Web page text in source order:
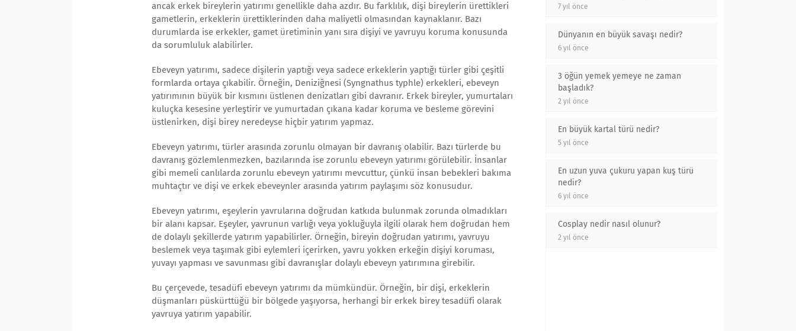
ancak erkek bireylerin yatırımı genellikle daha azdır. Bu farklılık, dişi bireylerin ürettikleri
gametlerin, erkeklerin ürettiklerinden daha maliyetli olmasından kaynaklanır. Bazı
durumlarda ise erkekler, gamet üretiminin yanı sıra dişiyi ve yavruyu koruma konusunda
da sorumluluk alabilirler.
Ebeveyn yatırımı, sadece dişilerin yaptığı veya sadece erkeklerin yaptığı türler gibi çeşitli
formlarda ortaya çıkabilir. Örneğin, Deniziğnesi (Syngnathus typhle) erkekleri, ebeveyn
yatırımının büyük bir kısmını üstlenen denizatları gibi davranır. Erkek bireyler, yumurtaları
kuluçka kesesine yerleştirir ve yumurtadan çıkana kadar koruma ve besleme görevini
üstlenirken, dişi birey neredeyse hiçbir yatırım yapmaz.
Ebeveyn yatırımı, türler arasında zorunlu olmayan bir davranış olabilir. Bazı türlerde bu
davranış gözlemlenmezken, bazılarında ise zorunlu ebeveyn yatırımı görülebilir. İnsanlar
gibi memeli canlılarda zorunlu ebeveyn yatırımı mevcuttur, çünkü insan bebekleri bakıma
muhtaçtır ve dişi ve erkek ebeveynler arasında yatırım paylaşımı söz konusudur.
Ebeveyn yatırımı, eşeylerin yavrularına doğrudan katkıda bulunmak zorunda olmadıkları
bir alanı kapsar. Eşeyler, yavrunun varlığı veya yokluğuyla ilgili olarak hem doğrudan hem
de dolaylı şekillerde yatırım yapabilirler. Örneğin, bireyin doğrudan yatırımı, yavruyu
beslemek veya taşımak gibi eylemleri içerirken, yavru yokken erkeğin dişiyi koruması,
yuvayı yapması ve savunması gibi davranışlar dolaylı ebeveyn yatırımına girebilir.
Bu çerçevede, tesadüfi ebeveyn yatırımı da mümkündür. Örneğin, bir dişi, erkeklerin
düşmanları püskürttüğü bir bölgede yaşıyorsa, herhangi bir erkek birey tesadüfi olarak
yavruya yatırım yapabilir.
7 yıl önce
Dünyanın en büyük savaşı nedir?
6 yıl önce
3 öğün yemek yemeye ne zaman
başladık?
2 yıl önce
En büyük kartal türü nedir?
5 yıl önce
En uzun yuva çukuru yapan kuş türü
nedir?
6 yıl önce
Cosplay nedir nasıl olunur?
2 yıl önce